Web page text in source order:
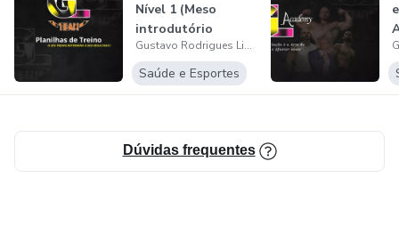
Nível 1 (Meso
introdutório
Gustavo Rodrigues Lima
Saúde e Esportes
Dúvidas frequentes